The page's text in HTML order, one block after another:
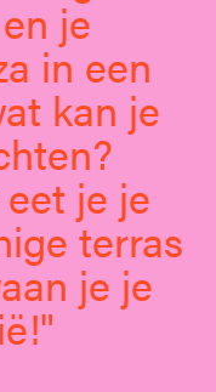
je
in een
kan je
je je
terras
je je